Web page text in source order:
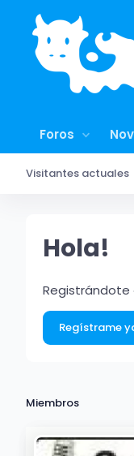
Foros
Visitantes actuales
Hola!
Registrándote
Regístrame
Miembros